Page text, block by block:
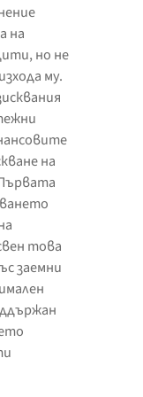
на
но не
му.
на
това
заемни